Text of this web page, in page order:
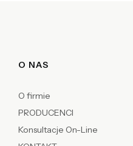
Linki w stopce
O NAS
O firmie
PRODUCENCI
Konsultacje On-Line